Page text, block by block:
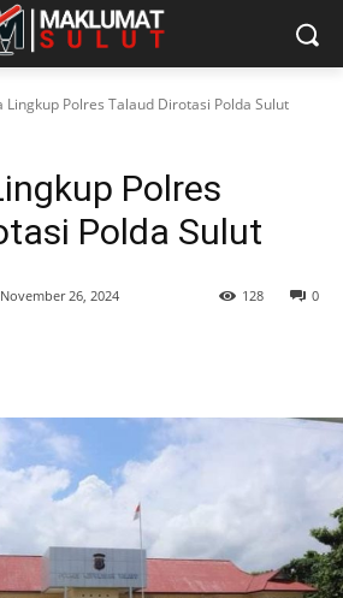
Lingkup Polres Talaud Dirotasi Polda Sulut
Polres
Polda Sulut
November 26, 2024 0
128